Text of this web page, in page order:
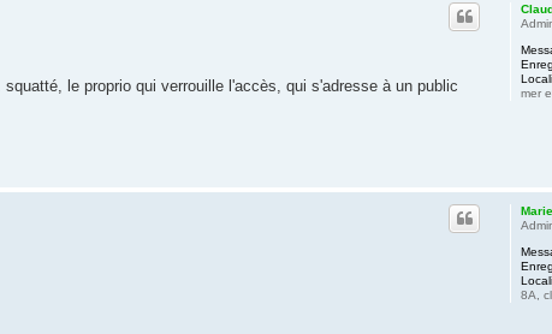
mer
le proprio qui verrouille l'accès, qui s'adresse à un public
8A,